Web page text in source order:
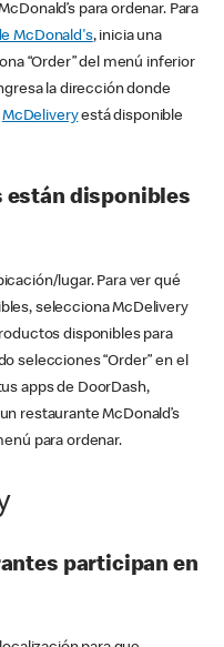
para ordenar. Para
McDonald's, inicia una
“Order” del menú inferior
la dirección donde
McDeliveryestá disponible
están disponibles
lugar. Para ver qué
selecciona McDelivery
disponibles para
selecciones “Order” en el
apps de DoorDash,
restaurante McDonald’s
para ordenar.
participan en